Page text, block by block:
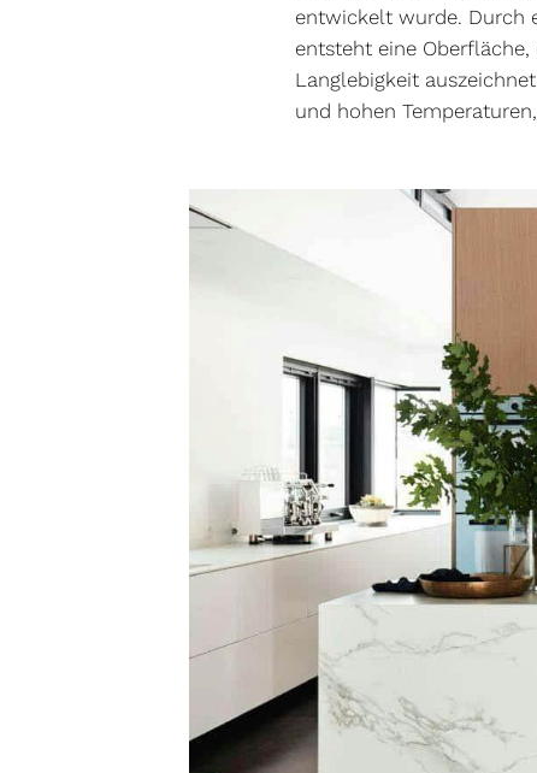
entwickelt wurde. Durch
entsteht eine
Langlebigkeit
und hohen